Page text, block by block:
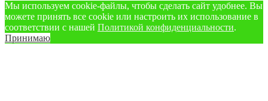
Мы используем cookie‑файлы, чтобы сделать сайт удобнее. Вы
можете принять все cookie или настроить их использование в
соответствии с нашей Политикой конфиденциальности.
Принимаю